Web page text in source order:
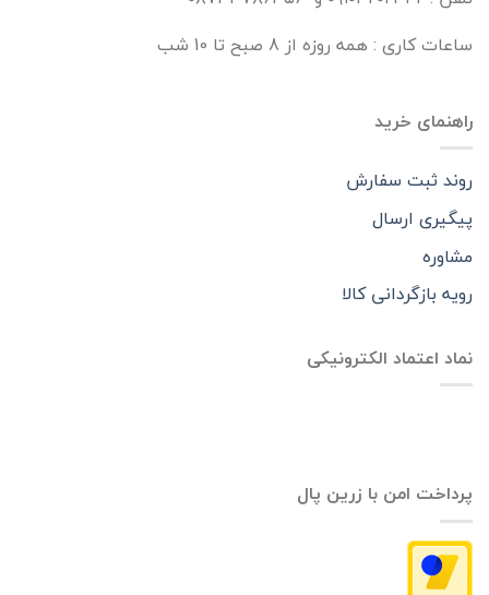
ساعات کاری : همه روزه از 8 صبح تا 10 شب
راهنمای خرید
روند ثبت سفارش
پیگیری ارسال
مشاوره
رویه بازگردانی کالا
نماد اعتماد الکترونیکی
پرداخت امن با زرین پال